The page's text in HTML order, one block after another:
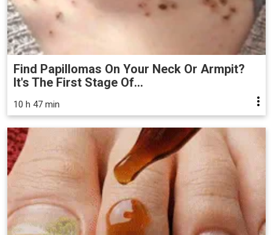
Find Papillomas On Your Neck Or Armpit?
It's The First Stage Of...
10 h 47 min